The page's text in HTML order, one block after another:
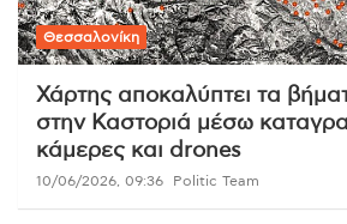
Θεσσαλονίκη
Χάρτης αποκαλύπτει τα
στην Καστοριά μέσω
κάμερες και drones
10/06/2026, 09:36 Politic Team